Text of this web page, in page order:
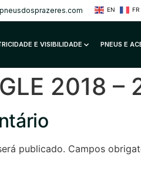
EN FR
E VISIBILIDADE PNEUS E
2018
publicado. Campos